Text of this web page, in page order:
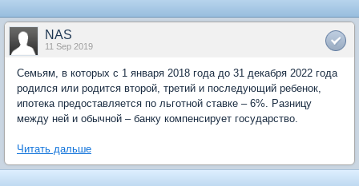
NAS
11 Sep 2019
Семьям, в которых с 1 января 2018 года до 31 декабря 2022 года
родился или родится второй, третий и последующий ребенок,
ипотека предоставляется по льготной ставке – 6%. Разницу
между ней и обычной – банку компенсирует государство.
Читать дальше